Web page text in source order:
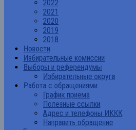
2022
2021
2020
2019
2018
Новости
Избирательные комиссии
Выборы и референдумы
Избирательные округа
Работа с обращениями
График приема
Полезные ссылки
Адрес и телефоны ИККК
Направить обращение